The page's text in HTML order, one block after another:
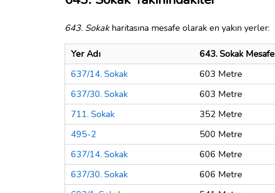
643. Sokakharitasına mesafe olarak en yakın yerler:
Yer Adı
643. Sokak Mesafe
637/14. Sokak
603 Metre
637/30. Sokak
603 Metre
711. Sokak
352 Metre
495-2
500 Metre
637/14. Sokak
606 Metre
637/30. Sokak
606 Metre